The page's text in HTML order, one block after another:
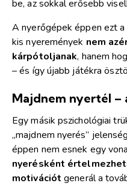
be, az sokkal erősebb
A nyerőgépek éppen ezt a
kis nyeremények nem
kárpótoljanak, hanem
– és így újabb játékra
Majdnem nyertél –
Egy másik pszichológiai
„majdnem nyerés”
éppen nem esnek egy
nyerésként
motivációt generál a